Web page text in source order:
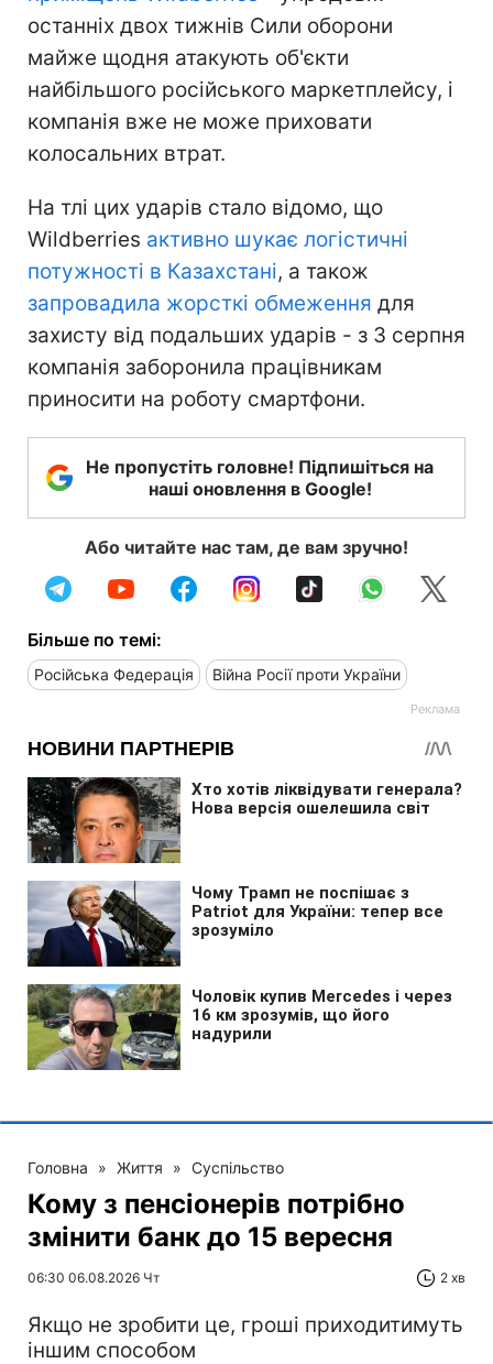
останніх двох тижнів Сили оборони
майже щодня атакують об'єкти
найбільшого російського маркетплейсу, і
компанія вже не може приховати
колосальних втрат.
На тлі цих ударів стало відомо, що
Wildberries активно шукає логістичні
потужності в Казахстані, а також
запровадила жорсткі обмеження для
захисту від подальших ударів - з 3 серпня
компанія заборонила працівникам
приносити на роботу смартфони.
Не пропустіть головне! Підпишіться на
наші оновлення в Google!
Або читайте нас там, де вам зручно!
Більше по темі:
Російська Федерація Війна Росії проти України
Головна » Життя » Суспільство
Кому з пенсіонерів потрібно
змінити банк до 15 вересня
06:30 06.08.2026 Чт 2 хв
Якщо не зробити це, гроші приходитимуть
іншим способом